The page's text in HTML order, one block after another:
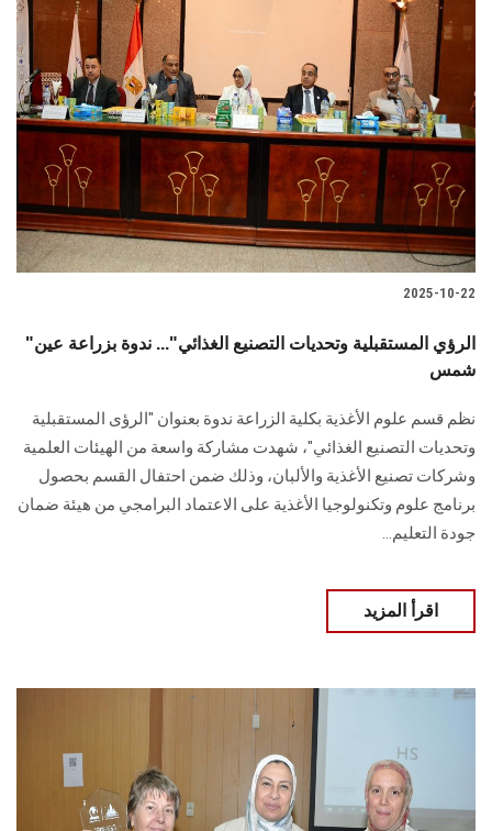
2025-10-22
"الرؤي المستقبلية وتحديات التصنيع الغذائي"... ندوة بزراعة عين
شمس
نظم قسم علوم الأغذية بكلية الزراعة ندوة بعنوان "الرؤى المستقبلية
وتحديات التصنيع الغذائي"، شهدت مشاركة واسعة من الهيئات العلمية
وشركات تصنيع الأغذية والألبان، وذلك ضمن احتفال القسم بحصول
برنامج علوم وتكنولوجيا الأغذية على الاعتماد البرامجي من هيئة ضمان
جودة التعليم...
اقرأ المزيد